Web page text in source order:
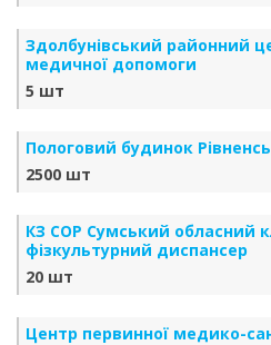
Здолбунівський районний
медичної допомоги
5 шт
Пологовий будинок
2500 шт
КЗ СОР Сумський обласний
фізкультурний диспансер
20 шт
Центр первинної медико-